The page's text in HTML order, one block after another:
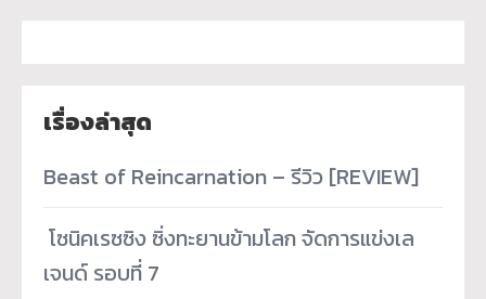
เรื่องล่าสุด
Beast of Reincarnation – รีวิว [REVIEW]
­ โซนิคเรซซิง ซิ่งทะยานข้ามโลก จัดการแข่งเล
เจนด์ รอบที่ 7